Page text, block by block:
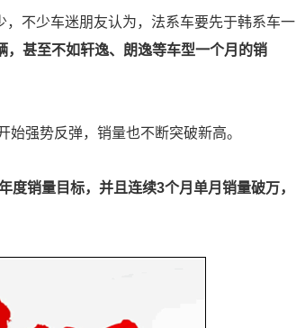
不少车迷朋友认为，法系车要先于韩系车一
甚至不如轩逸、朗逸等车型一个月的销
强势反弹，销量也不断突破新高。
度销量目标，并且连续3个月单月销量破万，